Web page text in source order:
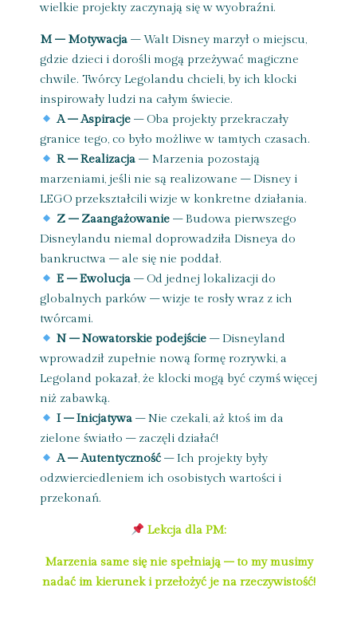
wielkie projekty zaczynają się w wyobraźni.
M – Motywacja – Walt Disney marzył o miejscu,
gdzie dzieci i dorośli mogą przeżywać magiczne
chwile. Twórcy Legolandu chcieli, by ich klocki
inspirowały ludzi na całym świecie.
A – Aspiracje – Oba projekty przekraczały
granice tego, co było możliwe w tamtych czasach.
R – Realizacja – Marzenia pozostają
marzeniami, jeśli nie są realizowane – Disney i
LEGO przekształcili wizje w konkretne działania.
Z – Zaangażowanie – Budowa pierwszego
Disneylandu niemal doprowadziła Disneya do
bankructwa – ale się nie poddał.
E – Ewolucja – Od jednej lokalizacji do
globalnych parków – wizje te rosły wraz z ich
twórcami.
N – Nowatorskie podejście – Disneyland
wprowadził zupełnie nową formę rozrywki, a
Legoland pokazał, że klocki mogą być czymś więcej
niż zabawką.
I – Inicjatywa – Nie czekali, aż ktoś im da
zielone światło – zaczęli działać!
A – Autentyczność – Ich projekty były
odzwierciedleniem ich osobistych wartości i
przekonań.
Lekcja dla PM:
Marzenia same się nie spełniają – to my musimy
nadać im kierunek i przełożyć je na rzeczywistość!